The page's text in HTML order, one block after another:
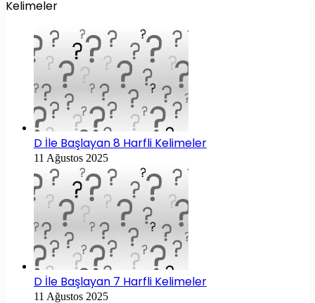
Kelimeler
D İle Başlayan 8 Harfli Kelimeler
11 Ağustos 2025
D İle Başlayan 7 Harfli Kelimeler
11 Ağustos 2025